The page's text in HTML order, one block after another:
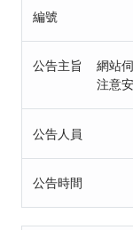
編號
公告主旨
網站
注意
公告人員
公告時間